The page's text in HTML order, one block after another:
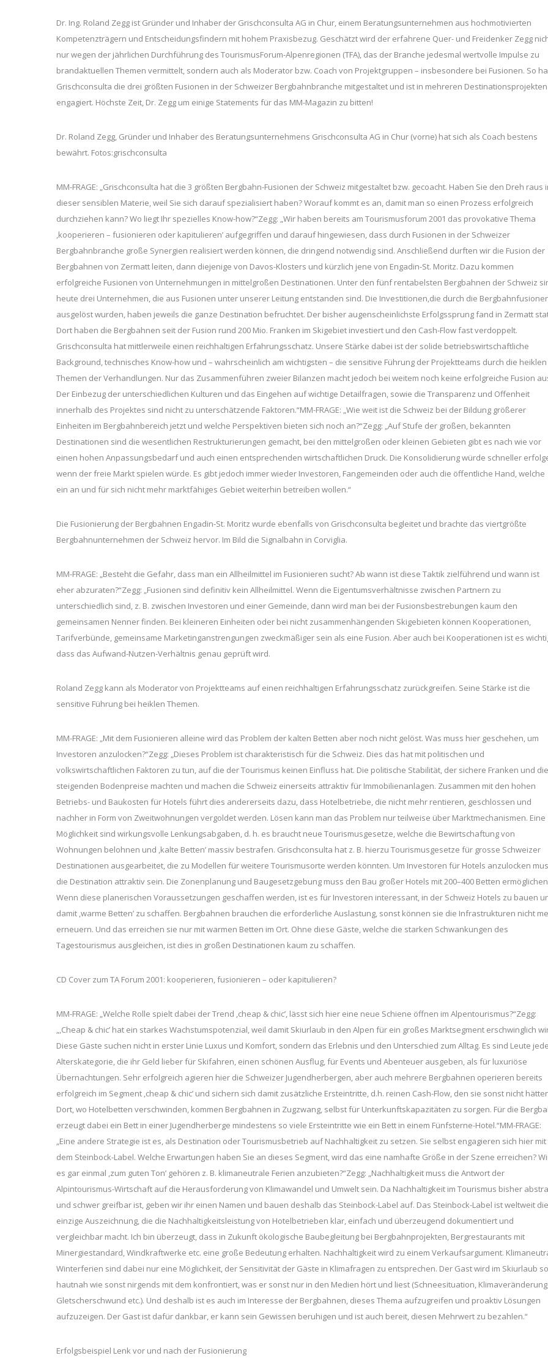
Dr. Ing. Roland Zegg ist Gründer und Inhaber der Grischconsulta AG in Chur, einem Beratungsunternehmen aus hochmotivierten
Kompetenzträgern und Entscheidungsfindern mit hohem Praxisbezug. Geschätzt wird der erfahrene Quer- und Freidenker Zegg
nur wegen der jährlichen Durchführung des TourismusForum-Alpenregionen (TFA), das der Branche jedesmal wertvolle Impulse zu
brandaktuellen Themen vermittelt, sondern auch als Moderator bzw. Coach von Projektgruppen – insbesondere bei Fusionen. So
Grischconsulta die drei größten Fusionen in der Schweizer Bergbahnbranche mitgestaltet und ist in mehreren Destinationsprojekten
engagiert. Höchste Zeit, Dr. Zegg um einige Statements für das MM-Magazin zu bitten!
Dr. Roland Zegg, Gründer und Inhaber des Beratungsunternehmens Grischconsulta AG in Chur (vorne) hat sich als Coach bestens
bewährt. Fotos:grischconsulta
MM-FRAGE: „Grischconsulta hat die 3 größten Bergbahn-Fusionen der Schweiz mitgestaltet bzw. gecoacht. Haben Sie den Dreh raus
dieser sensiblen Materie, weil Sie sich darauf spezialisiert haben? Worauf kommt es an, damit man so einen Prozess erfolgreich
durchziehen kann? Wo liegt Ihr spezielles Know-how?“Zegg: „Wir haben bereits am Tourismusforum 2001 das provokative Thema
,kooperieren – fusionieren oder kapitulieren’ aufgegriffen und darauf hingewiesen, dass durch Fusionen in der Schweizer
Bergbahnbranche große Synergien realisiert werden können, die dringend notwendig sind. Anschließend durften wir die Fusion der
Bergbahnen von Zermatt leiten, dann diejenige von Davos-Klosters und kürzlich jene von Engadin-St. Moritz. Dazu kommen
erfolgreiche Fusionen von Unternehmungen in mittelgroßen Destinationen. Unter den fünf rentabelsten Bergbahnen der Schweiz
heute drei Unternehmen, die aus Fusionen unter unserer Leitung entstanden sind. Die Investitionen,die durch die
ausgelöst wurden, haben jeweils die ganze Destination befruchtet. Der bisher augenscheinlichste Erfolgssprung fand in Zermatt
Dort haben die Bergbahnen seit der Fusion rund 200 Mio. Franken im Skigebiet investiert und den Cash-Flow fast verdoppelt.
Grischconsulta hat mittlerweile einen reichhaltigen Erfahrungsschatz. Unsere Stärke dabei ist der solide betriebswirtschaftliche
Background, technisches Know-how und – wahrscheinlich am wichtigsten – die sensitive Führung der Projektteams durch die heiklen
Themen der Verhandlungen. Nur das Zusammenführen zweier Bilanzen macht jedoch bei weitem noch keine erfolgreiche Fusion
Der Einbezug der unterschiedlichen Kulturen und das Eingehen auf wichtige Detailfragen, sowie die Transparenz und Offenheit
innerhalb des Projektes sind nicht zu unterschätzende Faktoren.“MM-FRAGE: „Wie weit ist die Schweiz bei der Bildung größerer
Einheiten im Bergbahnbereich jetzt und welche Perspektiven bieten sich noch an?“Zegg: „Auf Stufe der großen, bekannten
Destinationen sind die wesentlichen Restrukturierungen gemacht, bei den mittelgroßen oder kleinen Gebieten gibt es nach wie vor
einen hohen Anpassungsbedarf und auch einen entsprechenden wirtschaftlichen Druck. Die Konsolidierung würde schneller
wenn der freie Markt spielen würde. Es gibt jedoch immer wieder Investoren, Fangemeinden oder auch die öffentliche Hand, welche
ein an und für sich nicht mehr marktfähiges Gebiet weiterhin betreiben wollen.“
Die Fusionierung der Bergbahnen Engadin-St. Moritz wurde ebenfalls von Grischconsulta begleitet und brachte das viertgrößte
Bergbahnunternehmen der Schweiz hervor. Im Bild die Signalbahn in Corviglia.
MM-FRAGE: „Besteht die Gefahr, dass man ein Allheilmittel im Fusionieren sucht? Ab wann ist diese Taktik zielführend und wann ist
eher abzuraten?“Zegg: „Fusionen sind definitiv kein Allheilmittel. Wenn die Eigentumsverhältnisse zwischen Partnern zu
unterschiedlich sind, z. B. zwischen Investoren und einer Gemeinde, dann wird man bei der Fusionsbestrebungen kaum den
gemeinsamen Nenner finden. Bei kleineren Einheiten oder bei nicht zusammenhängenden Skigebieten können Kooperationen,
Tarifverbünde, gemeinsame Marketinganstrengungen zweckmäßiger sein als eine Fusion. Aber auch bei Kooperationen ist es
dass das Aufwand-Nutzen-Verhältnis genau geprüft wird.
Roland Zegg kann als Moderator von Projektteams auf einen reichhaltigen Erfahrungsschatz zurückgreifen. Seine Stärke ist die
sensitive Führung bei heiklen Themen.
MM-FRAGE: „Mit dem Fusionieren alleine wird das Problem der kalten Betten aber noch nicht gelöst. Was muss hier geschehen, um
Investoren anzulocken?“Zegg: „Dieses Problem ist charakteristisch für die Schweiz. Dies das hat mit politischen und
volkswirtschaftlichen Faktoren zu tun, auf die der Tourismus keinen Einfluss hat. Die politische Stabilität, der sichere Franken und die
steigenden Bodenpreise machten und machen die Schweiz einerseits attraktiv für Immobilienanlagen. Zusammen mit den hohen
Betriebs- und Baukosten für Hotels führt dies andererseits dazu, dass Hotelbetriebe, die nicht mehr rentieren, geschlossen und
nachher in Form von Zweitwohnungen vergoldet werden. Lösen kann man das Problem nur teilweise über Marktmechanismen. Eine
Möglichkeit sind wirkungsvolle Lenkungsabgaben, d. h. es braucht neue Tourismusgesetze, welche die Bewirtschaftung von
Wohnungen belohnen und ,kalte Betten’ massiv bestrafen. Grischconsulta hat z. B. hierzu Tourismusgesetze für grosse Schweizer
Destinationen ausgearbeitet, die zu Modellen für weitere Tourismusorte werden könnten. Um Investoren für Hotels anzulocken
die Destination attraktiv sein. Die Zonenplanung und Baugesetzgebung muss den Bau großer Hotels mit 200–400 Betten
Wenn diese planerischen Voraussetzungen geschaffen werden, ist es für Investoren interessant, in der Schweiz Hotels zu bauen
damit ,warme Betten’ zu schaffen. Bergbahnen brauchen die erforderliche Auslastung, sonst können sie die Infrastrukturen nicht
erneuern. Und das erreichen sie nur mit warmen Betten im Ort. Ohne diese Gäste, welche die starken Schwankungen des
Tagestourismus ausgleichen, ist dies in großen Destinationen kaum zu schaffen.
CD Cover zum TA Forum 2001: kooperieren, fusionieren – oder kapitulieren?
MM-FRAGE: „Welche Rolle spielt dabei der Trend ,cheap & chic’, lässt sich hier eine neue Schiene öffnen im Alpentourismus?“Zegg:
„,Cheap & chic’ hat ein starkes Wachstumspotenzial, weil damit Skiurlaub in den Alpen für ein großes Marktsegment erschwinglich
Diese Gäste suchen nicht in erster Linie Luxus und Komfort, sondern das Erlebnis und den Unterschied zum Alltag. Es sind Leute
Alterskategorie, die ihr Geld lieber für Skifahren, einen schönen Ausflug, für Events und Abenteuer ausgeben, als für luxuriöse
Übernachtungen. Sehr erfolgreich agieren hier die Schweizer Jugendherbergen, aber auch mehrere Bergbahnen operieren bereits
erfolgreich im Segment ,cheap & chic’ und sichern sich damit zusätzliche Ersteintritte, d.h. reinen Cash-Flow, den sie sonst nicht
Dort, wo Hotelbetten verschwinden, kommen Bergbahnen in Zugzwang, selbst für Unterkunftskapazitäten zu sorgen. Für die
erzeugt dabei ein Bett in einer Jugendherberge mindestens so viele Ersteintritte wie ein Bett in einem Fünfsterne-Hotel.“MM-FRAGE:
„Eine andere Strategie ist es, als Destination oder Tourismusbetrieb auf Nachhaltigkeit zu setzen. Sie selbst engagieren sich hier mit
dem Steinbock-Label. Welche Erwartungen haben Sie an dieses Segment, wird das eine namhafte Größe in der Szene erreichen?
es gar einmal ,zum guten Ton’ gehören z. B. klimaneutrale Ferien anzubieten?“Zegg: „Nachhaltigkeit muss die Antwort der
Alpintourismus-Wirtschaft auf die Herausforderung von Klimawandel und Umwelt sein. Da Nachhaltigkeit im Tourismus bisher
und schwer greifbar ist, geben wir ihr einen Namen und bauen deshalb das Steinbock-Label auf. Das Steinbock-Label ist weltweit die
einzige Auszeichnung, die die Nachhaltigkeitsleistung von Hotelbetrieben klar, einfach und überzeugend dokumentiert und
vergleichbar macht. Ich bin überzeugt, dass in Zukunft ökologische Baubegleitung bei Bergbahnprojekten, Bergrestaurants mit
Minergiestandard, Windkraftwerke etc. eine große Bedeutung erhalten. Nachhaltigkeit wird zu einem Verkaufsargument.
Winterferien sind dabei nur eine Möglichkeit, der Sensitivität der Gäste in Klimafragen zu entsprechen. Der Gast wird im Skiurlaub so
hautnah wie sonst nirgends mit dem konfrontiert, was er sonst nur in den Medien hört und liest (Schneesituation,
Gletscherschwund etc.). Und deshalb ist es auch im Interesse der Bergbahnen, dieses Thema aufzugreifen und proaktiv Lösungen
aufzuzeigen. Der Gast ist dafür dankbar, er kann sein Gewissen beruhigen und ist auch bereit, diesen Mehrwert zu bezahlen.“
Erfolgsbeispiel Lenk vor und nach der Fusionierung